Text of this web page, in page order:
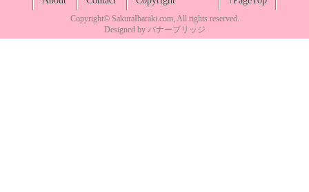
Copyright© SakuraIbaraki.com, All rights reserved.
Designed by バナーブリッジ